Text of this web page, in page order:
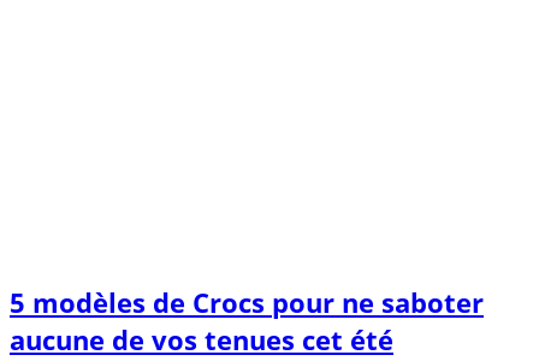
5 modèles de Crocs pour ne saboter
aucune de vos tenues cet été